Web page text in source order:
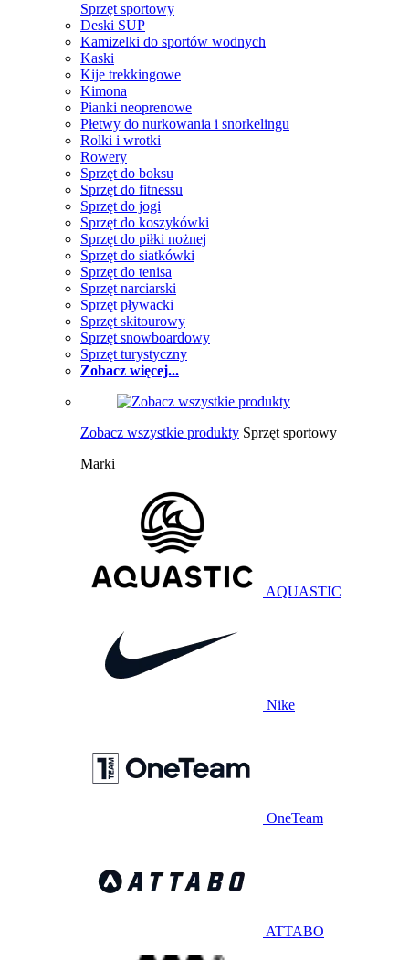
Sprzęt sportowy
Deski SUP
Kamizelki do sportów wodnych
Kaski
Kije trekkingowe
Kimona
Pianki neoprenowe
Płetwy do nurkowania i snorkelingu
Rolki i wrotki
Rowery
Sprzęt do boksu
Sprzęt do fitnessu
Sprzęt do jogi
Sprzęt do koszykówki
Sprzęt do piłki nożnej
Sprzęt do siatkówki
Sprzęt do tenisa
Sprzęt narciarski
Sprzęt pływacki
Sprzęt skitourowy
Sprzęt snowboardowy
Sprzęt turystyczny
Zobacz więcej...
Zobacz wszystkie produkty Sprzęt sportowy
Marki
AQUASTIC
Nike
OneTeam
ATTABO